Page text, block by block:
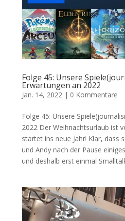
Folge 45: Unsere
Erwartungen an 2022
Jan. 14, 2022| 0 Kommentare
Folge 45: Unsere
2022 Der Weihnachtsurlaub ist
startet ins neue Jahr! Klar, dass
und Andy nach der Pause
und deshalb erst einmal